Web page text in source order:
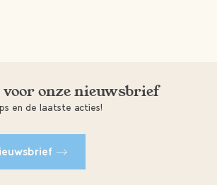
onze nieuwsbrief
en de laatste acties!